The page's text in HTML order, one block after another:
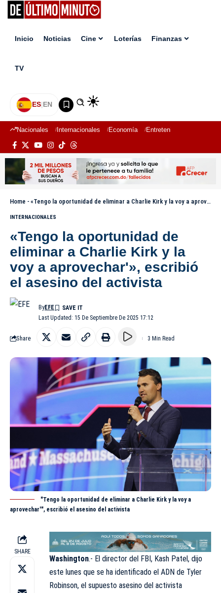
Inicio Noticias Cine Loterías Finanzas
TV
ES|EN
Nacionales Internacionales Economía Entretenimiento
Home - «Tengo la oportunidad de eliminar a Charlie Kirk y la voy a aprovechar'», escribió el asesino del activista
INTERNACIONALES
«Tengo la oportunidad de
eliminar a Charlie Kirk y la
voy a aprovechar'», escribió
el asesino del activista
Last Updated: 15 De Septiembre De 2025 17:12
ByEFE
Share 3 Min Read
"Tengo la oportunidad de eliminar a Charlie Kirk y la voy a
aprovechar'", escribió el asesino del activista
SHARE
Washington.- El director del FBI, Kash Patel, dijo
este lunes que se ha identificado el ADN de Tyler
Robinson, el supuesto asesino del activista